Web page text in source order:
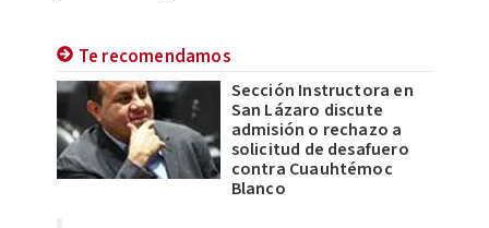
Te recomendamos
Sección Instructora en
San Lázaro discute
admisión o rechazo a
solicitud de desafuero
contra Cuauhtémoc
Blanco